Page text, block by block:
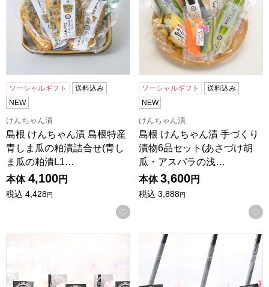
ソーシャルギフト
送料込み
NEW
けんちゃん漬
島根 けんちゃん漬 島根特産
青しま瓜の粕漬詰合せ(青し
ま瓜の粕漬L1…
本体 4,100円
税込 4,428円
お気に入りに登録する
ソーシャルギフト
送料込み
NEW
けんちゃん漬
島根 けんちゃん漬 手づくり
漬物6品セット(あさづけ胡
瓜・アスパラの浅…
本体 3,600円
税込 3,888円
島根 いずもちーずけーき本舗 いずもちーずけーき 飲める
島根 いずもちーずけーき本